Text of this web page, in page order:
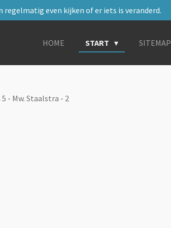
even kijken of er iets is veranderd.
HOME START SITEMAP
- Mw. Staalstra - 2